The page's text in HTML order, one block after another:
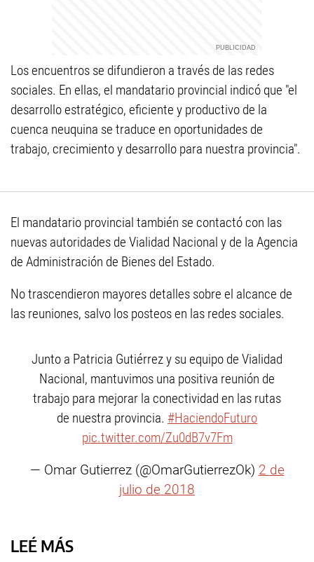
Los encuentros se difundieron a través de las redes
sociales. En ellas, el mandatario provincial indicó que "el
desarrollo estratégico, eficiente y productivo de la
cuenca neuquina se traduce en oportunidades de
trabajo, crecimiento y desarrollo para nuestra provincia".
El mandatario provincial también se contactó con las
nuevas autoridades de Vialidad Nacional y de la Agencia
de Administración de Bienes del Estado.
No trascendieron mayores detalles sobre el alcance de
las reuniones, salvo los posteos en las redes sociales.
Junto a Patricia Gutiérrez y su equipo de Vialidad
Nacional, mantuvimos una positiva reunión de
trabajo para mejorar la conectividad en las rutas
de nuestra provincia. #HaciendoFuturo
pic.twitter.com/Zu0dB7v7Fm
— Omar Gutierrez (@OmarGutierrezOk) 2 de
julio de 2018
LEÉ MÁS